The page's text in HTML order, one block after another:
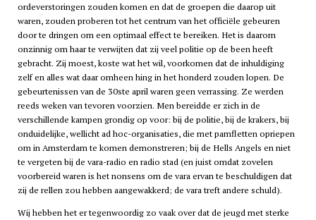
ordeverstoringen zouden komen en dat de groepen die daarop uit
waren, zouden proberen tot het centrum van het officiële gebeuren
door te dringen om een optimaal effect te bereiken. Het is daarom
onzinnig om haar te verwijten dat zij veel politie op de been heeft
gebracht. Zij moest, koste wat het wil, voorkomen dat de inhuldiging
zelf en alles wat daar omheen hing in het honderd zouden lopen. De
gebeurtenissen van de 30ste april waren geen verrassing. Ze werden
reeds weken van tevoren voorzien. Men bereidde er zich in de
verschillende kampen grondig op voor: bij de politie, bij de krakers, bij
onduidelijke, wellicht ad hoc-organisaties, die met pamfletten opriepen
om in Amsterdam te komen demonstreren; bij de Hells Angels en niet
te vergeten bij de vara-radio en radio stad(en juist omdat zovelen
voorbereid waren is het nonsens om de varaervan te beschuldigen dat
zij de rellen zou hebben aangewakkerd; de varatreft andere schuld).
Wij hebben het er tegenwoordig zo vaak over dat de jeugd met sterke